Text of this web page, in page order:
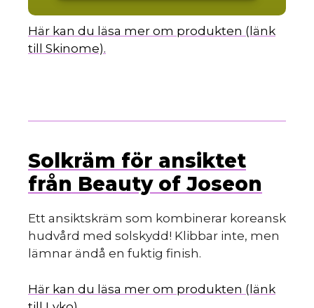
Här kan du läsa mer om produkten (länk
till Skinome).
Solkräm för ansiktet
från Beauty of Joseon
Ett ansiktskräm som kombinerar koreansk
hudvård med solskydd! Klibbar inte, men
lämnar ändå en fuktig finish.
Här kan du läsa mer om produkten (länk